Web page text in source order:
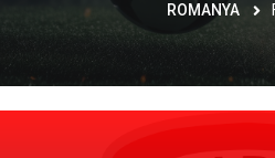
ROMANYA